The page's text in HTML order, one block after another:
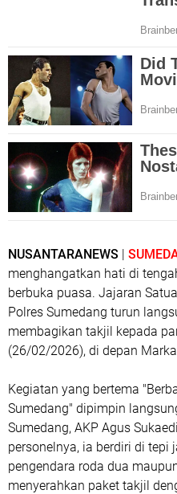
NUSANTARANEWS
menghangatkan hati di
berbuka puasa. Jajaran
Polres Sumedang turun
membagikan takjil kepada
(26/02/2026), di depan
Kegiatan yang bertema
Sumedang" dipimpin
Sumedang, AKP Agus
personelnya, ia berdiri di tepi
pengendara roda dua
menyerahkan paket takjil